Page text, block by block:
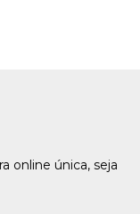
online única, seja